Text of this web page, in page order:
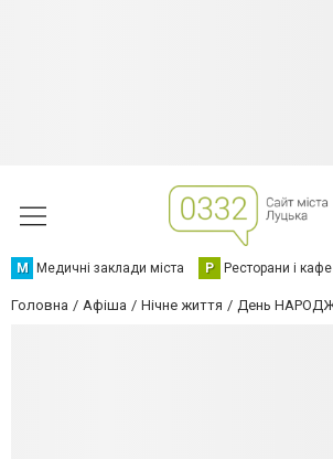
М Медичні заклади міста Р Ресторани і
Головна Афіша Нічне життя День